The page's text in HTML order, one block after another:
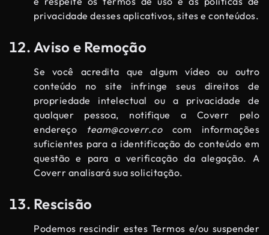
privacidade desses aplicativos, sites e conteúdos.
Aviso e Remoção
Se você acredita que algum vídeo ou outro
conteúdo no site infringe seus direitos de
propriedade intelectual ou a privacidade de
qualquer pessoa, notifique a Coverr pelo
endereço team@coverr.cocom informações
suficientes para a identificação do conteúdo em
questão e para a verificação da alegação. A
Coverr analisará sua solicitação.
Rescisão
Podemos rescindir estes Termos e/ou suspender